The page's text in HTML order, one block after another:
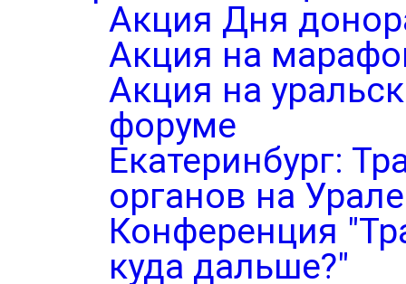
Акция Дня
Акция на
Акция на
форуме
Екатеринбург:
органов на Урале
Конференция
куда дальше?"